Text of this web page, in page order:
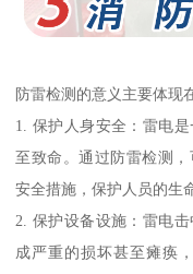
防雷检测的意义主要体现
1. 保护人身安全：雷电
至致命。通过防雷检测
安全措施，保护人员的生
2. 保护设备设施：雷电
成严重的损坏甚至瘫痪